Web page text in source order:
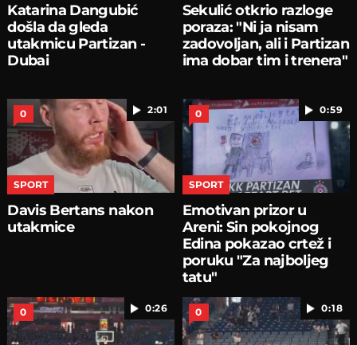
Katarina Dangubić
došla da gleda
utakmicu Partizan -
Dubai
Sekulić otkrio razloge
poraza: "Ni ja nisam
zadovoljan, ali i Partizan
ima dobar tim i trenera"
2:01
0
SPORT
Davis Bertans nakon
utakmice
0:59
0
SPORT
Emotivan prizor u
Areni: Sin pokojnog
Edina pokazao crtež i
poruku "Za najboljeg
tatu"
0:26
0 0:18
0